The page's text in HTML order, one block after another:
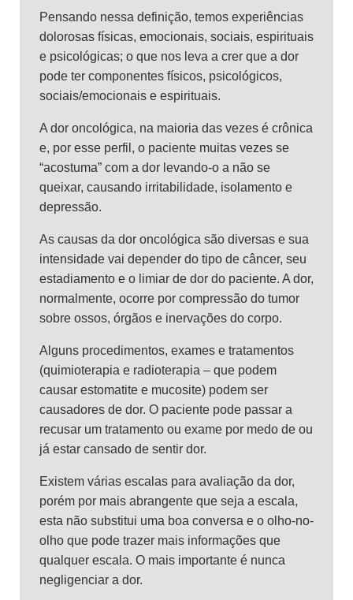
Pensando nessa definição, temos experiências
dolorosas físicas, emocionais, sociais, espirituais
e psicológicas; o que nos leva a crer que a dor
pode ter componentes físicos, psicológicos,
sociais/emocionais e espirituais.
A dor oncológica, na maioria das vezes é crônica
e, por esse perfil, o paciente muitas vezes se
“acostuma” com a dor levando-o a não se
queixar, causando irritabilidade, isolamento e
depressão.
As causas da dor oncológica são diversas e sua
intensidade vai depender do tipo de câncer, seu
estadiamento e o limiar de dor do paciente. A dor,
normalmente, ocorre por compressão do tumor
sobre ossos, órgãos e inervações do corpo.
Alguns procedimentos, exames e tratamentos
(quimioterapia e radioterapia – que podem
causar estomatite e mucosite) podem ser
causadores de dor. O paciente pode passar a
recusar um tratamento ou exame por medo de ou
já estar cansado de sentir dor.
Existem várias escalas para avaliação da dor,
porém por mais abrangente que seja a escala,
esta não substitui uma boa conversa e o olho-no-
olho que pode trazer mais informações que
qualquer escala. O mais importante é nunca
negligenciar a dor.